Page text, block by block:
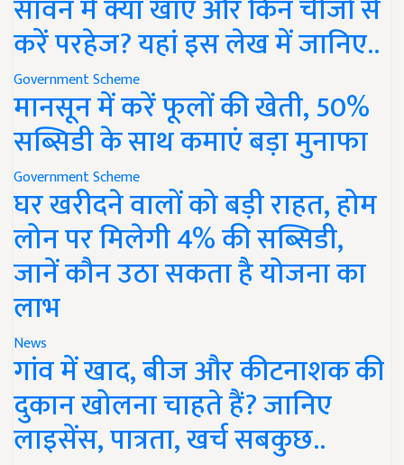
सावन में क्या खाएं और किन चीजों से
करें परहेज? यहां इस लेख में जानिए..
Government Scheme
मानसून में करें फूलों की खेती, 50%
सब्सिडी के साथ कमाएं बड़ा मुनाफा
Government Scheme
घर खरीदने वालों को बड़ी राहत, होम
लोन पर मिलेगी 4% की सब्सिडी,
जानें कौन उठा सकता है योजना का
लाभ
News
गांव में खाद, बीज और कीटनाशक की
दुकान खोलना चाहते हैं? जानिए
लाइसेंस, पात्रता, खर्च सबकुछ..